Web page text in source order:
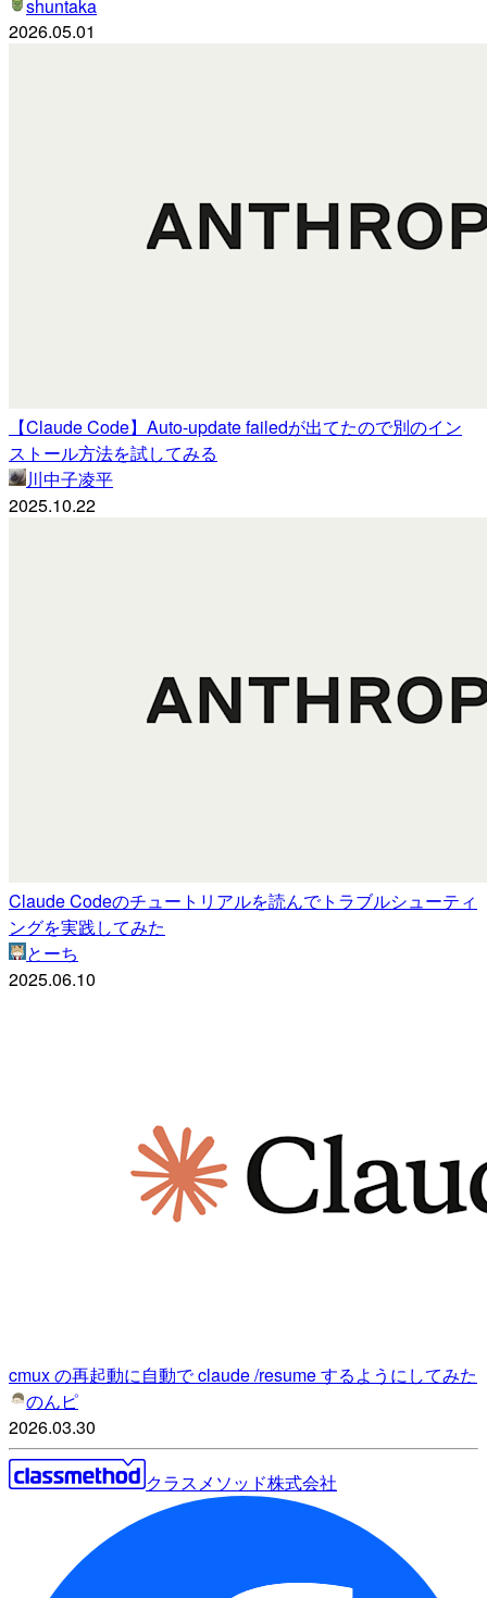
shuntaka
2026.05.01
【Claude Code】Auto-update failedが出てたので別のイン
ストール方法を試してみる
川中子凌平
2025.10.22
Claude Codeのチュートリアルを読んでトラブルシューティ
ングを実践してみた
とーち
2025.06.10
cmux の再起動に自動で claude /resume するようにしてみた
のんピ
2026.03.30
クラスメソッド株式会社